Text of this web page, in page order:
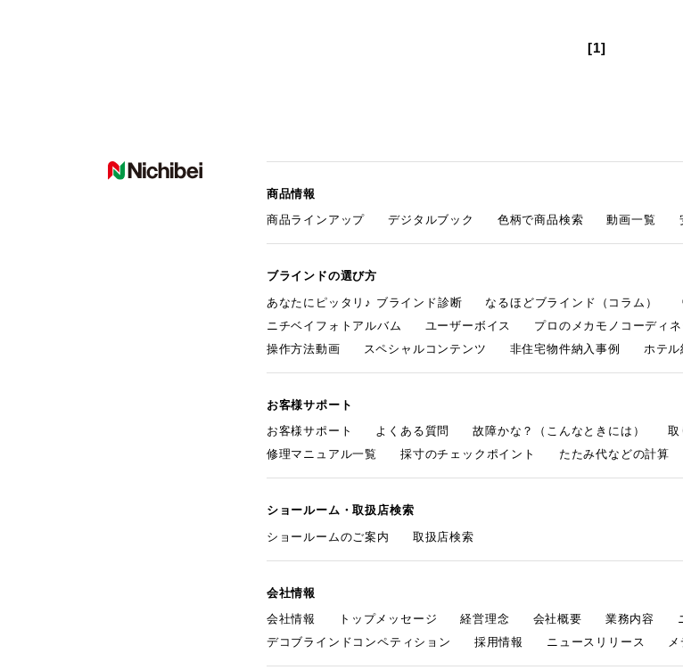
[1]
商品情報
商品ラインアップ
デジタルブック 色柄で商品検索 動画一覧
ブラインドの選び方
あなたにピッタリ♪ ブラインド診断
なるほどブラインド（コラム）
ニチベイフォトアルバム
ユーザーボイス プロのメカモノコーディネ
操作方法動画
スペシャルコンテンツ 非住宅物件納入事例 ホテ
お客様サポート
お客様サポート
よくある質問 故障かな？（こんなときには） 取
修理マニュアル一覧
採寸のチェックポイント たたみ代などの計算
ショールーム・取扱店検索
ショールームのご案内
取扱店検索
会社情報
会社情報
トップメッセージ 経営理念 会社概要 業務内容
デコブラインドコンペティション
採用情報 ニュースリリース